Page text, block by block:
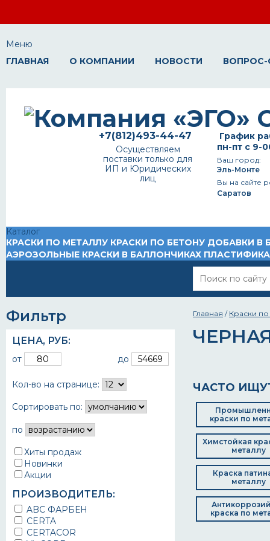
Меню
ГЛАВНАЯ
О КОМПАНИИ НОВОСТИ ВОПРОС-
График
пн-пт с 9-
Ваш город:
Эль-Монте
Вы на сайте
Саратов
+7(812)493-44-47
Осуществляем
поставки только для
ИП и Юридических
лиц
Каталог
КРАСКИ ПО МЕТАЛЛУ КРАСКИ ПО БЕТОНУ ДОБАВКИ В
АЭРОЗОЛЬНЫЕ КРАСКИ В БАЛЛОНЧИКАХ
Фильтр
ЦЕНА, РУБ:
от до
Кол-во на странице:
Сортировать по:
по
Хиты продаж
Новинки
Акции
ПРОИЗВОДИТЕЛЬ:
ABC ФАРБЕН
CERTA
CERTACOR
Главная / Краски
ЧАСТО
краски по
Химстойкая
металлу
Краска
металлу
краска по